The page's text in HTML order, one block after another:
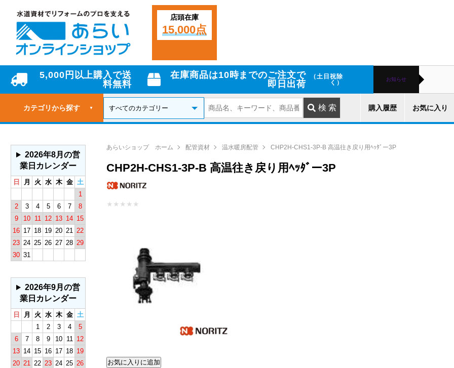
店頭在庫
15,000点
5,000円以上購入で送
料無料
在庫商品は10時までのご注文で
即日出荷
（土日祝除
く）
お知らせ
カテゴリから探す ▼ 購入履歴 お気に入り
あらいショップ ホーム 配管資材 温水暖房配管 CHP2H-CHS1-3P-B 高温往き戻り用ﾍｯﾀﾞー3P
CHP2H-CHS1-3P-B 高温往き戻り用ﾍｯﾀﾞー3P
★ ★ ★ ★ ★
2026年8月の営
業日カレンダー
日 月 火 水 木 金 土
1
2
3 4 5 6 7
8
9
10 11 12 13 14 15
16 17 18 19 20 21 22
23 24 25 26 27 28 29
30 31
2026年9月の営
業日カレンダー
日 月 火 水 木 金 土
1
2 3 4
5
6
7 8 9 10 11 12
13 14 15 16 17 18 19
20 21 22 23 24 25 26